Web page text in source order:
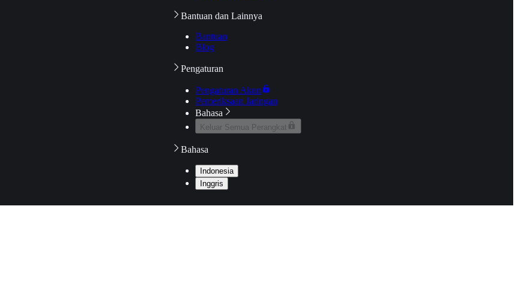
Bantuan dan Lainnya
Bantuan
Blog
Pengaturan
Pengaturan Akun
Pemeriksaan Jaringan
Bahasa
Keluar Semua Perangkat
Bahasa
Indonesia
Inggris